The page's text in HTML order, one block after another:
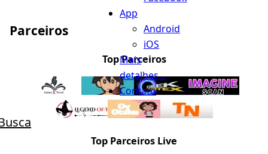
App
Android
iOS
Mais
detalhes...
Contato
Parceiros
Top Parceiros
Top Parceiros Live